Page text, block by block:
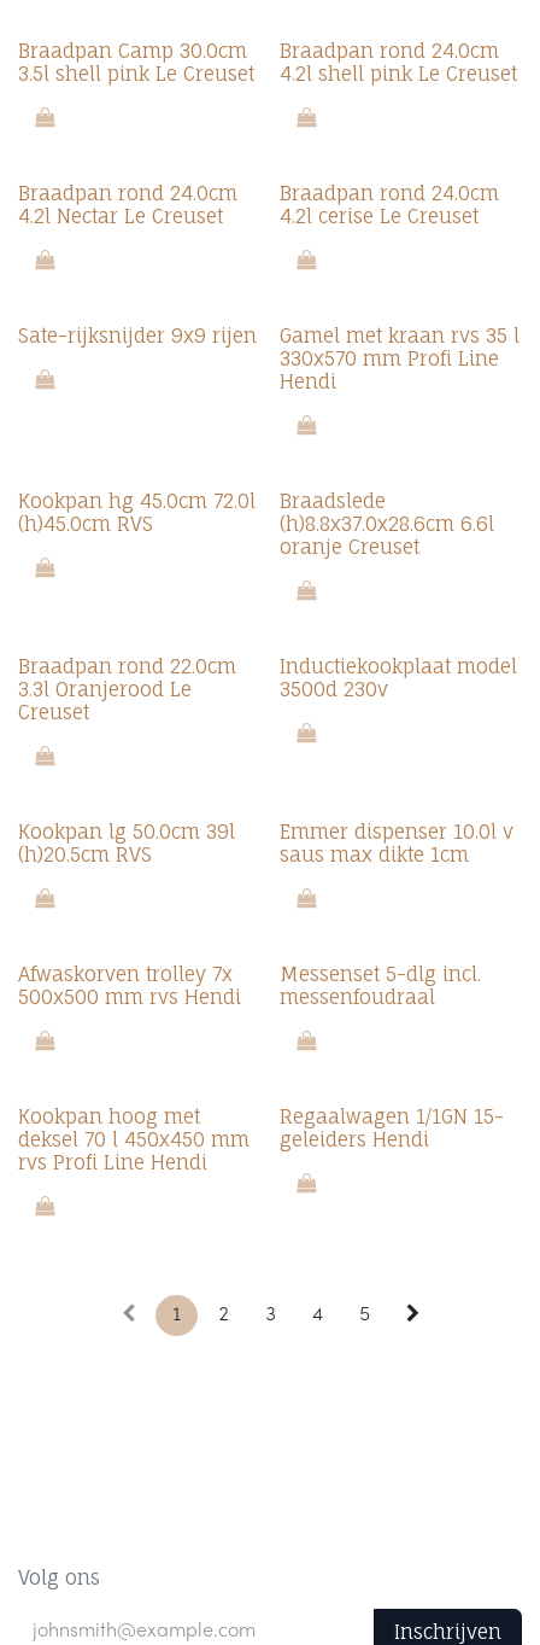
Braadpan Camp 30.0cm
3.5l shell pink Le Creuset
Braadpan rond 24.0cm
4.2l shell pink Le Creuset
Braadpan rond 24.0cm
4.2l Nectar Le Creuset
Braadpan rond 24.0cm
4.2l cerise Le Creuset
Sate-rijksnijder 9x9 rijen
Gamel met kraan rvs 35 l
330x570 mm Profi Line
Hendi
Kookpan hg 45.0cm 72.0l
(h)45.0cm RVS
Braadslede
(h)8.8x37.0x28.6cm 6.6l
oranje Creuset
Braadpan rond 22.0cm
3.3l Oranjerood Le
Creuset
Inductiekookplaat model
3500d 230v
Kookpan lg 50.0cm 39l
(h)20.5cm RVS
Emmer dispenser 10.0l v
saus max dikte 1cm
Afwaskorven trolley 7x
500x500 mm rvs Hendi
Messenset 5-dlg incl.
messenfoudraal
Kookpan hoog met
deksel 70 l 450x450 mm
rvs Profi Line Hendi
Regaalwagen 1/1GN 15-
geleiders Hendi
1 2 3 4 5
Volg ons
Inschrijven